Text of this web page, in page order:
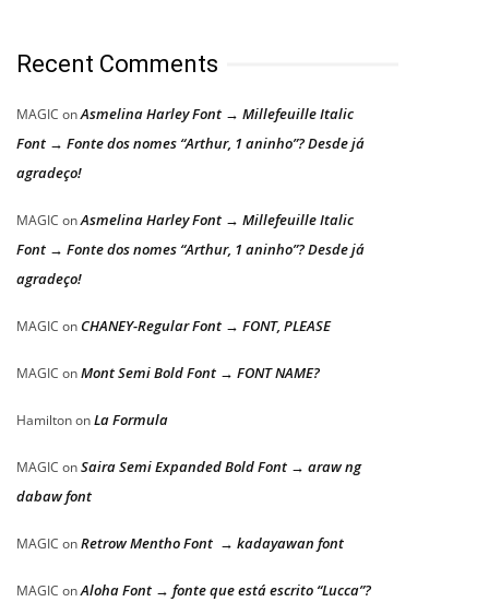
Recent Comments
MAGIC onAsmelina Harley Font → Millefeuille Italic
Font → Fonte dos nomes “Arthur, 1 aninho”? Desde já
agradeço!
MAGIC onAsmelina Harley Font → Millefeuille Italic
Font → Fonte dos nomes “Arthur, 1 aninho”? Desde já
agradeço!
MAGIC on CHANEY-Regular Font → FONT, PLEASE
MAGIC onMont Semi Bold Font → FONT NAME?
HamiltononLa Formula
MAGIC onSaira Semi Expanded Bold Font → araw ng
dabaw font
MAGIC onRetrow Mentho Font → kadayawan font
MAGIC onAloha Font → fonte que está escrito “Lucca”?